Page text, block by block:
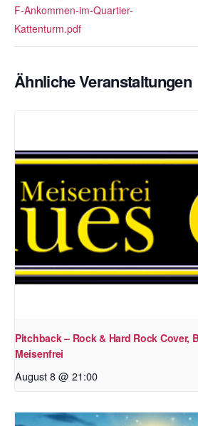
F-Ankommen-im-Quartier-
Kattenturm.pdf
Ähnliche Veranstaltungen
Pitchback – Rock & Hard Rock Cover,
Meisenfrei
August 8 @ 21:00